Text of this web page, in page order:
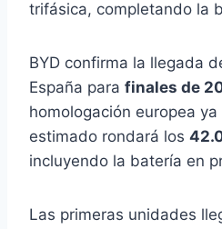
trifásica, completando la
BYD confirma la llegada
España para finales de
homologación europea
estimado rondará los
incluyendo la batería en
Las primeras unidades